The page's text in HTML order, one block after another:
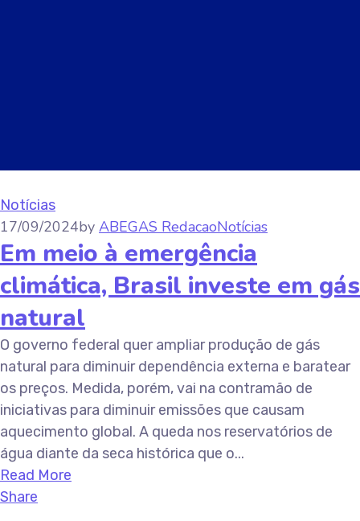
Notícias
17/09/2024by ABEGAS RedacaoNotícias
Em meio à emergência
climática, Brasil investe em gás
natural
O governo federal quer ampliar produção de gás
natural para diminuir dependência externa e baratear
os preços. Medida, porém, vai na contramão de
iniciativas para diminuir emissões que causam
aquecimento global. A queda nos reservatórios de
água diante da seca histórica que o...
Read More
Share